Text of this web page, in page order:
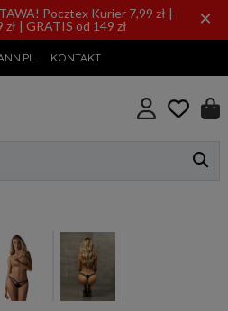
Pocztex Kurier 7,99 zł |
| GRATIS od 149 zł
×
KONTAKT